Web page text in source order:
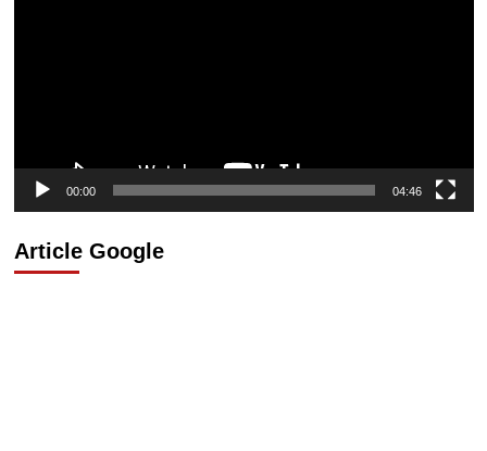
00:00 04:46
Article Google